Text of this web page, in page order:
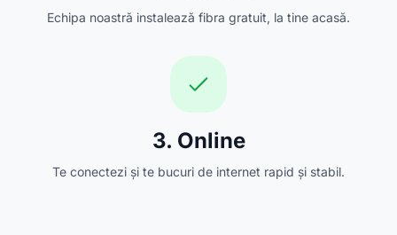
Echipa noastră instalează fibra gratuit, la tine acasă.
3. Online
Te conectezi și te bucuri de internet rapid și stabil.